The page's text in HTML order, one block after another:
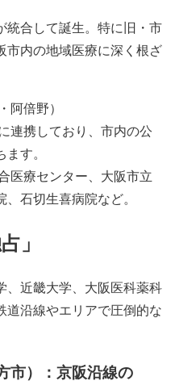
統合して誕生。特に旧・市
市内の地域医療に深く根ざ
阿倍野）
連携しており、市内の公
す。
医療センター、大阪市立
石切生喜病院など。
」
、近畿大学、大阪医科薬科
道沿線やエリアで圧倒的な
市）：京阪沿線の